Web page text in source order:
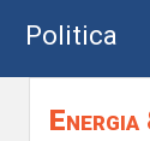
Politica